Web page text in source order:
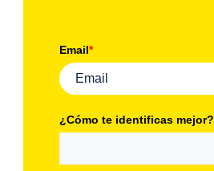
Email*
¿Cómo te identificas mejor?